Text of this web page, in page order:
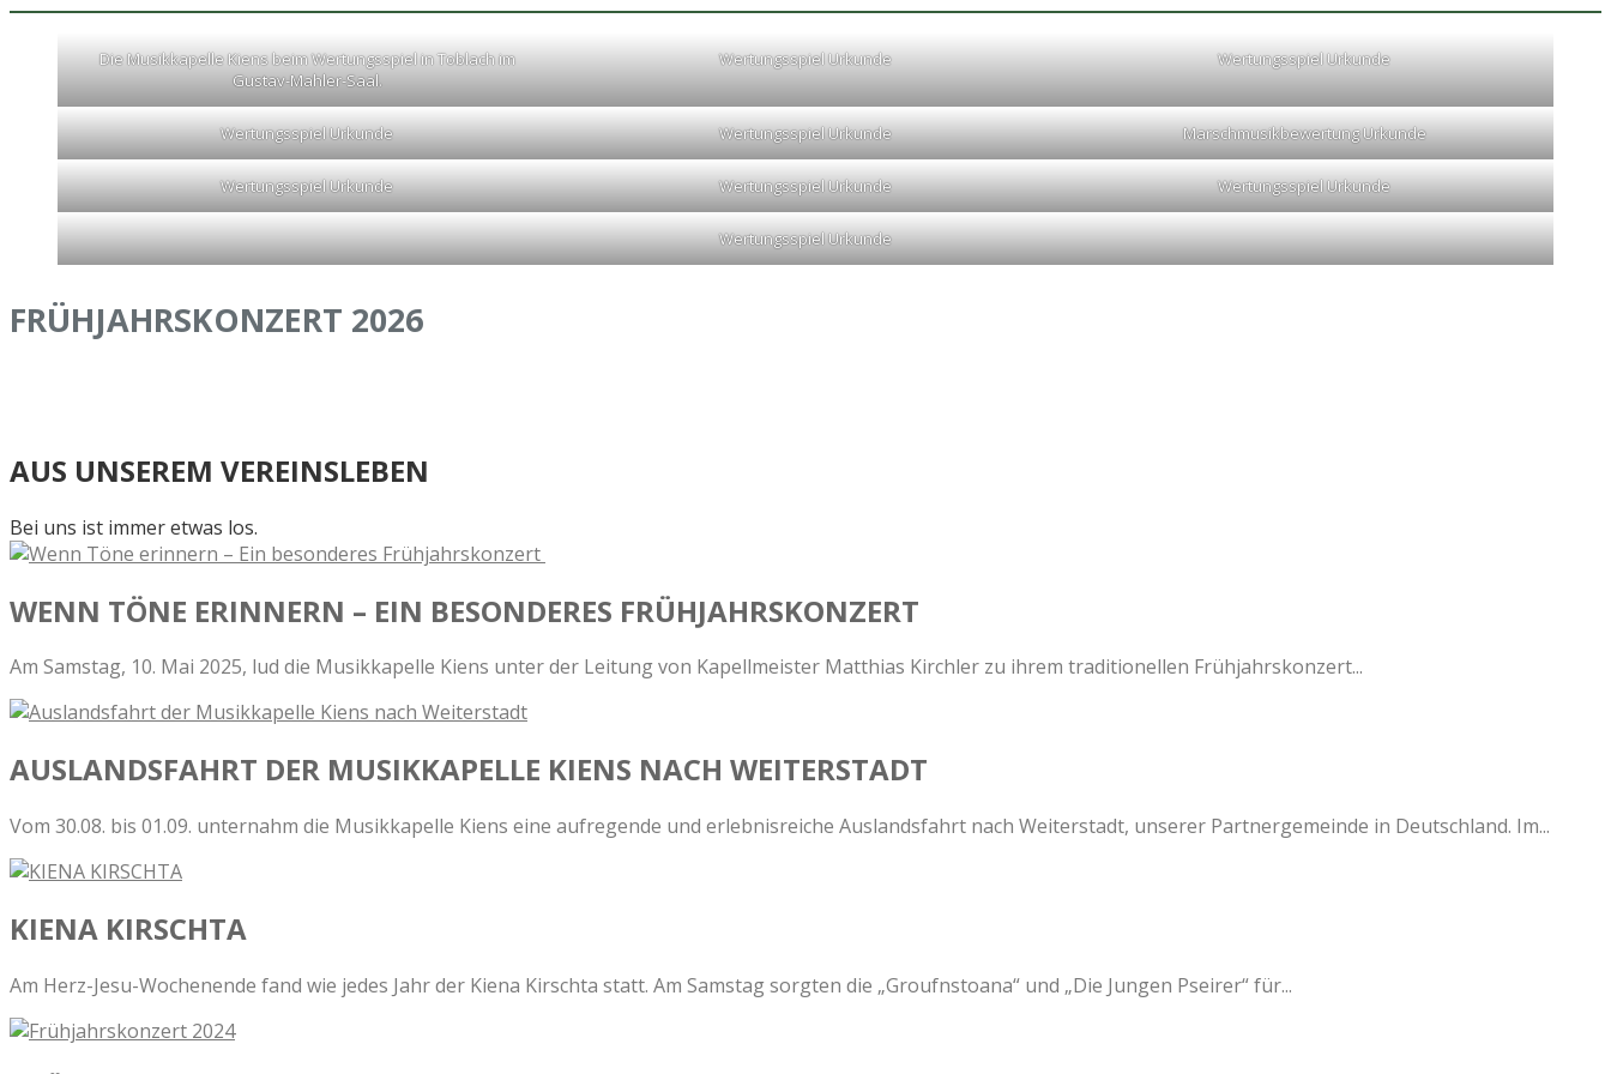
Die Musikkapelle Kiens beim Wertungsspiel in Toblach im
Gustav-Mahler-Saal.
Wertungsspiel Urkunde Wertungsspiel Urkunde
Wertungsspiel Urkunde Wertungsspiel Urkunde Marschmusikbewertung Urkunde
Wertungsspiel Urkunde Wertungsspiel Urkunde Wertungsspiel Urkunde
Wertungsspiel Urkunde
FRÜHJAHRSKONZERT 2026
AUS UNSEREM VEREINSLEBEN
Bei uns ist immer etwas los.
WENN TÖNE ERINNERN – EIN BESONDERES FRÜHJAHRSKONZERT
Am Samstag, 10. Mai 2025, lud die Musikkapelle Kiens unter der Leitung von Kapellmeister Matthias Kirchler zu ihrem traditionellen Frühjahrskonzert...
AUSLANDSFAHRT DER MUSIKKAPELLE KIENS NACH WEITERSTADT
Vom 30.08. bis 01.09. unternahm die Musikkapelle Kiens eine aufregende und erlebnisreiche Auslandsfahrt nach Weiterstadt, unserer Partnergemeinde in Deutschland. Im...
KIENA KIRSCHTA
Am Herz-Jesu-Wochenende fand wie jedes Jahr der Kiena Kirschta statt. Am Samstag sorgten die „Groufnstoana“ und „Die Jungen Pseirer“ für...